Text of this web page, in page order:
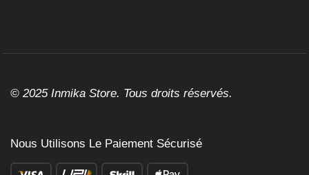
© 2025 Inmika Store. Tous droits réservés.
Nous Utilisons Le Paiement Sécurisé